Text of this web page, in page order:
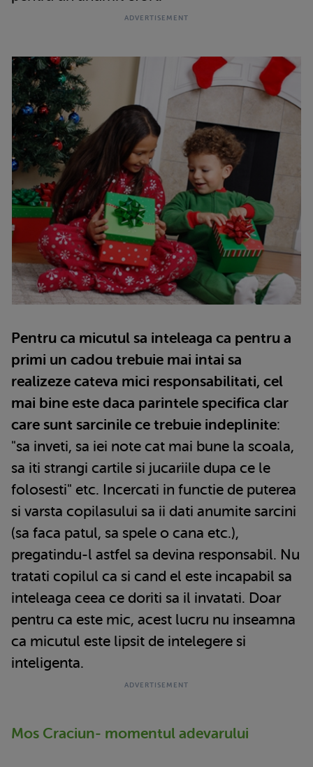
Pentru ca micutul sa inteleaga ca pentru a
primi un cadou trebuie mai intai sa
realizeze cateva mici responsabilitati, cel
mai bine este daca parintele specifica clar
care sunt sarcinile ce trebuie indeplinite:
"sa inveti, sa iei note cat mai bune la scoala,
sa iti strangi cartile si jucariile dupa ce le
folosesti" etc. Incercati in functie de puterea
si varsta copilasului sa ii dati anumite sarcini
(sa faca patul, sa spele o cana etc.),
pregatindu-l astfel sa devina responsabil. Nu
tratati copilul ca si cand el este incapabil sa
inteleaga ceea ce doriti sa il invatati. Doar
pentru ca este mic, acest lucru nu inseamna
ca micutul este lipsit de intelegere si
inteligenta.
Mos Craciun- momentul adevarului